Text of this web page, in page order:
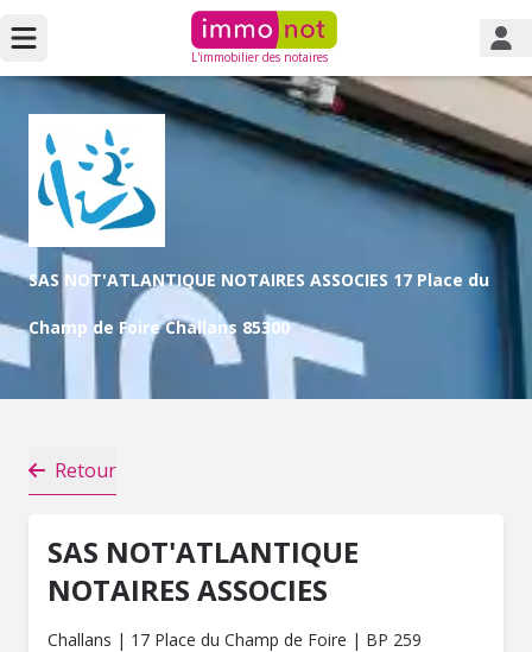
L'immobilier des notaires
SAS NOT'ATLANTIQUE NOTAIRES ASSOCIES 17 Place du
Champ de Foire Challans 85300
Retour
SAS NOT'ATLANTIQUE
NOTAIRES ASSOCIES
Challans | 17 Place du Champ de Foire | BP 259